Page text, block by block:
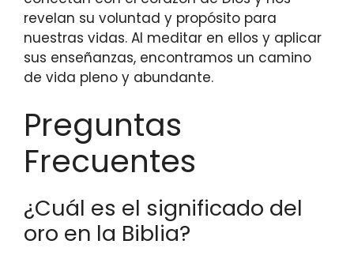
revelan su voluntad y propósito para
nuestras vidas. Al meditar en ellos y aplicar
sus enseñanzas, encontramos un camino
de vida pleno y abundante.
Preguntas
Frecuentes
¿Cuál es el significado del
oro en la Biblia?